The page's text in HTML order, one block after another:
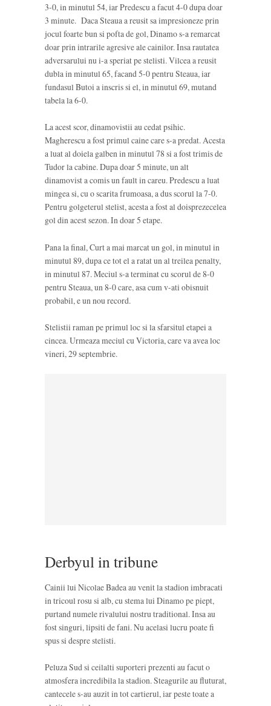
3-0, in minutul 54, iar Predescu a facut 4-0 dupa doar
3 minute. Daca Steaua a reusit sa impresioneze prin
jocul foarte bun si pofta de gol, Dinamo s-a remarcat
doar prin intrarile agresive ale cainilor. Insa rautatea
adversarului nu i-a speriat pe stelisti. Vilcea a reusit
dubla in minutul 65, facand 5-0 pentru Steaua, iar
fundasul Butoi a inscris si el, in minutul 69, mutand
tabela la 6-0.
La acest scor, dinamovistii au cedat psihic.
Magherescu a fost primul caine care s-a predat. Acesta
a luat al doiela galben in minutul 78 si a fost trimis de
Tudor la cabine. Dupa doar 5 minute, un alt
dinamovist a comis un fault in careu. Predescu a luat
mingea si, cu o scarita frumoasa, a dus scorul la 7-0.
Pentru golgeterul stelist, acesta a fost al doisprezecelea
gol din acest sezon. In doar 5 etape.
Pana la final, Curt a mai marcat un gol, in minutul in
minutul 89, dupa ce tot el a ratat un al treilea penalty,
in minutul 87. Meciul s-a terminat cu scorul de 8-0
pentru Steaua, un 8-0 care, asa cum v-ati obisnuit
probabil, e un nou record.
Stelistii raman pe primul loc si la sfarsitul etapei a
cincea. Urmeaza meciul cu Victoria, care va avea loc
vineri, 29 septembrie.
Derbyul in tribune
Cainii lui Nicolae Badea au venit la stadion imbracati
in tricoul rosu si alb, cu stema lui Dinamo pe piept,
purtand numele rivalului nostru traditional. Insa au
fost singuri, lipsiti de fani. Nu acelasi lucru poate fi
spus si despre stelisti.
Peluza Sud si ceilalti suporteri prezenti au facut o
atmosfera incredibila la stadion. Steagurile au fluturat,
cantecele s-au auzit in tot cartierul, iar peste toate a